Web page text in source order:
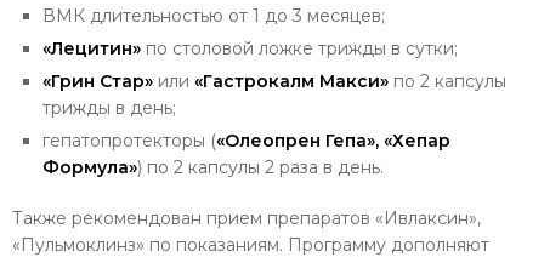
ВМК длительностью от 1 до 3 месяцев;
«Лецитин» по столовой ложке трижды в сутки;
«Грин Стар» или «Гастрокалм Макси» по 2 капсулы
трижды в день;
гепатопротекторы («Олеопрен Гепа», «Хепар
Формула») по 2 капсулы 2 раза в день.
Также рекомендован прием препаратов «Ивлаксин»,
«Пульмоклинз» по показаниям. Программу дополняют